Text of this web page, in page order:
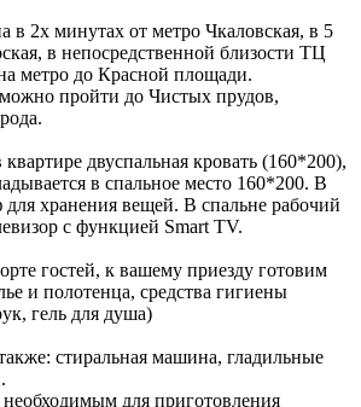
в 2х минутах от метро Чкаловская, в 5
в непосредственной близости ТЦ
метро до Красной площади.
пройти до Чистых прудов,
квартире двуспальная кровать (160*200),
в спальное место 160*200. В
хранения вещей. В спальне рабочий
с функцией Smart TV.
гостей, к вашему приезду готовим
и полотенца, средства гигиены
гель для душа)
стиральная машина, гладильные
для приготовления